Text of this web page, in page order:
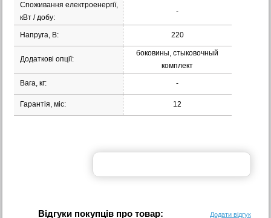
Споживання електроенергії,
кВт / добу:
-
Напруга, В: 220
Додаткові опції:
боковины, стыковочный
комплект
Вага, кг: -
Гарантія, міс: 12
Відгуки покупців про товар: Додати відгук